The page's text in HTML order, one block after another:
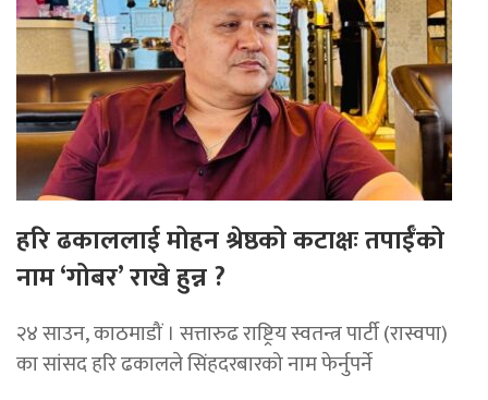
हरि ढकाललाई मोहन श्रेष्ठको कटाक्षः तपाईँको
नाम ‘गोबर’ राखे हुन्न ?
२४ साउन, काठमाडौं । सत्तारुढ राष्ट्रिय स्वतन्त्र पार्टी (रास्वपा)
का सांसद हरि ढकालले सिंहदरबारको नाम फेर्नुपर्ने